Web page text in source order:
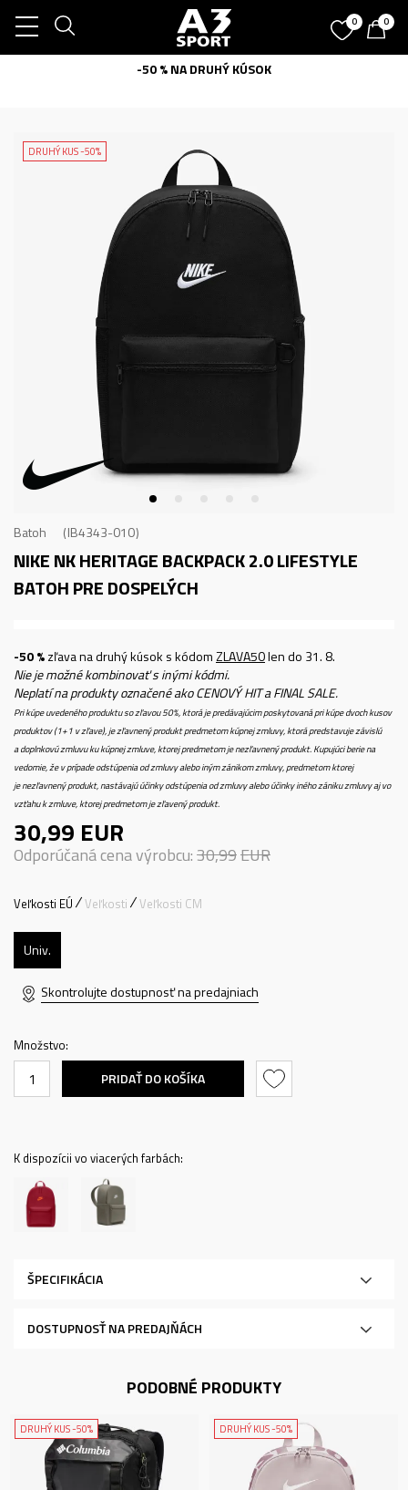
0 0
-50 % NA DRUHÝ KÚSOK
DRUHÝ KUS -50%
Batoh IB4343-010
NIKE NK HERITAGE BACKPACK 2.0LIFESTYLE
BATOH PRE DOSPELÝCH
-50 %zľava na druhý kúsok s kódomZLAVA50len do 31. 8.
Nie je možné kombinovať s inými kódmi.
Neplatí na produkty označené ako CENOVÝ HIT a FINAL SALE.
Pri kúpe uvedeného produktu so zľavou 50%, ktorá je predávajúcim poskytovaná pri kúpe dvoch kusov
produktov (1+1 v zľave), je zľavnený produkt predmetom kúpnej zmluvy, ktorá predstavuje závislú
a doplnkovú zmluvu ku kúpnej zmluve, ktorej predmetom je nezľavnený produkt. Kupujúci berie na
vedomie, že v prípade odstúpenia od zmluvy alebo iným zánikom zmluvy, predmetom ktorej
je nezľavnený produkt, nastávajú účinky odstúpenia od zmluvy alebo účinky iného zániku zmluvy aj vo
vzťahu k zmluve, ktorej predmetom je zľavený produkt.
30,99 EUR
Odporúčaná cena výrobcu:30,99EUR
Veľkosti EÚ Veľkosti Veľkosti CM
Univ.
Skontrolujte dostupnosť na predajniach
Množstvo:
PRIDAŤ DO KOŠÍKA
K dispozícii vo viacerých farbách:
ŠPECIFIKÁCIA
DOSTUPNOSŤ NA PREDAJŇÁCH
PODOBNÉ PRODUKTY
DRUHÝ KUS -50% DRUHÝ KUS -50%